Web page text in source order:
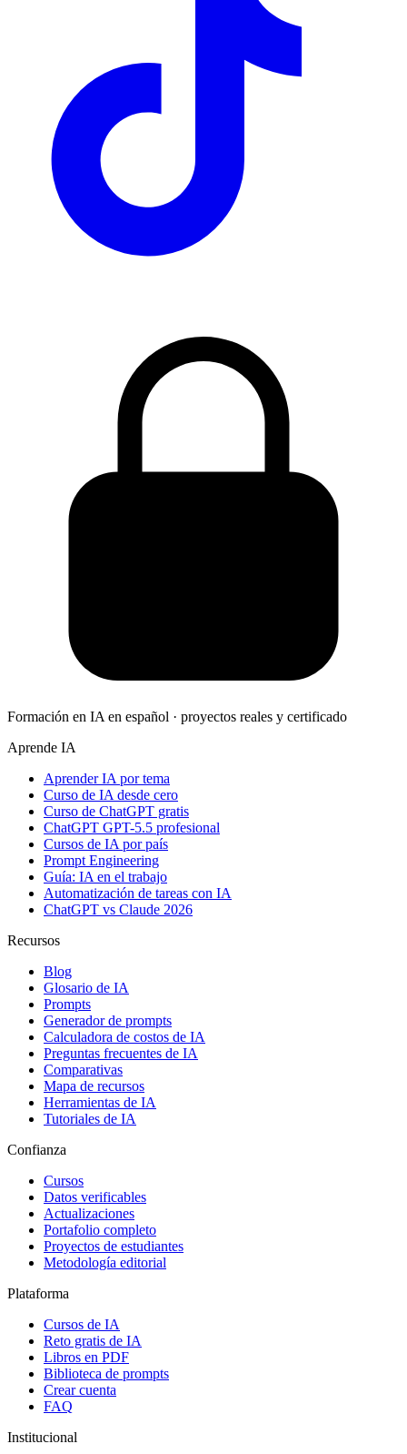
Formación en IA en español · proyectos reales y certificado
Aprende IA
Aprender IA por tema
Curso de IA desde cero
Curso de ChatGPT gratis
ChatGPT GPT-5.5 profesional
Cursos de IA por país
Prompt Engineering
Guía: IA en el trabajo
Automatización de tareas con IA
ChatGPT vs Claude 2026
Recursos
Blog
Glosario de IA
Prompts
Generador de prompts
Calculadora de costos de IA
Preguntas frecuentes de IA
Comparativas
Mapa de recursos
Herramientas de IA
Tutoriales de IA
Confianza
Cursos
Datos verificables
Actualizaciones
Portafolio completo
Proyectos de estudiantes
Metodología editorial
Plataforma
Cursos de IA
Reto gratis de IA
Libros en PDF
Biblioteca de prompts
Crear cuenta
FAQ
Institucional